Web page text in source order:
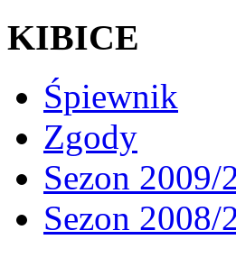
KIBICE
Śpiewnik
Zgody
Sezon 2009/
Sezon 2008/